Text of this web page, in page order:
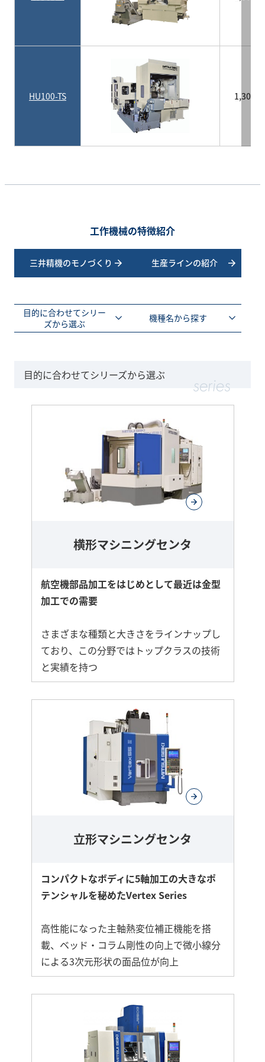
HU100-TS
工作機械の特徴紹介
三井精機のモノづくり 生産ラインの紹介
目的に合わせてシリー
ズから選ぶ
機種名から探す
目的に合わせてシリーズから選ぶ
横形マシニングセンタ
航空機部品加工をはじめとして最近は金型
加工での需要
さまざまな種類と大きさをラインナップし
ており、この分野ではトップクラスの技術
と実績を持つ
立形マシニングセンタ
コンパクトなボディに5軸加工の大きなポ
テンシャルを秘めたVertex Series
高性能になった主軸熱変位補正機能を搭
載、ベッド・コラム剛性の向上で微小線分
による3次元形状の面品位が向上